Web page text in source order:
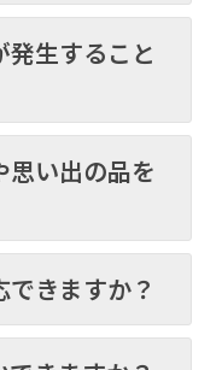
生すること
思い出の品を
きますか？